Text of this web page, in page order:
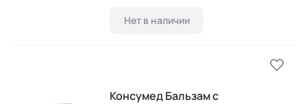
Нет в наличии
Консумед Бальзам с